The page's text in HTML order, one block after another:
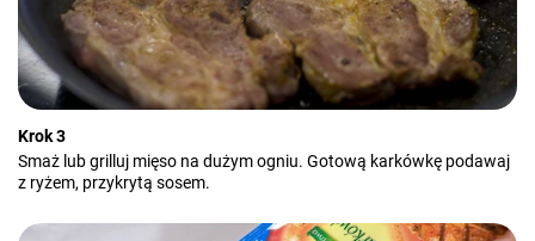
Krok 3
Smaż lub grilluj mięso na dużym ogniu. Gotową karkówkę podawaj
z ryżem, przykrytą sosem.